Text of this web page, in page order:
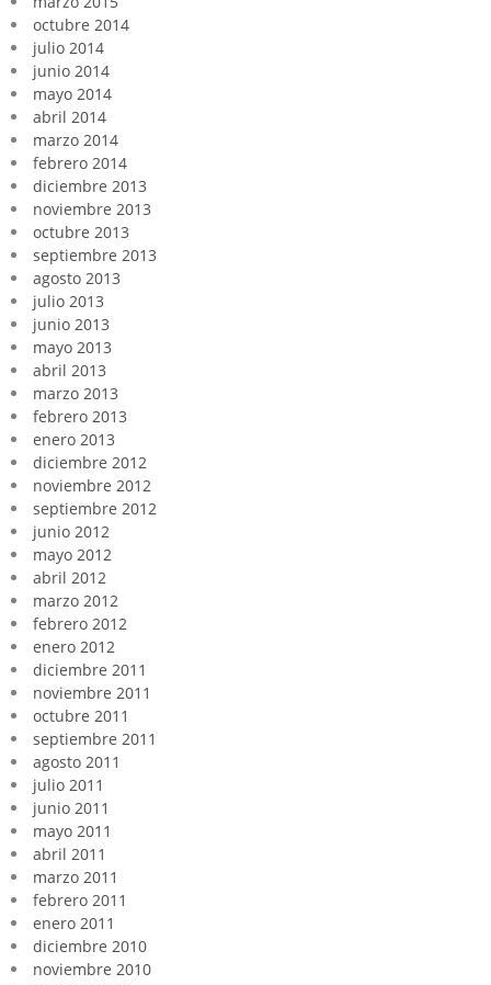
octubre 2014
julio 2014
junio 2014
mayo 2014
abril 2014
marzo 2014
febrero 2014
diciembre 2013
noviembre 2013
octubre 2013
septiembre 2013
agosto 2013
julio 2013
junio 2013
mayo 2013
abril 2013
marzo 2013
febrero 2013
enero 2013
diciembre 2012
noviembre 2012
septiembre 2012
junio 2012
mayo 2012
abril 2012
marzo 2012
febrero 2012
enero 2012
diciembre 2011
noviembre 2011
octubre 2011
septiembre 2011
agosto 2011
julio 2011
junio 2011
mayo 2011
abril 2011
marzo 2011
febrero 2011
enero 2011
diciembre 2010
noviembre 2010